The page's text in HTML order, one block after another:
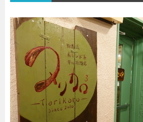
グルメ
暮らし
連載一覧